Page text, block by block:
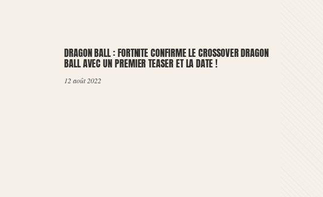
DRAGON BALL : FORTNITE CONFIRME LE CROSSOVER DRAGON
BALL AVEC UN PREMIER TEASER ET LA DATE !
12 août 2022